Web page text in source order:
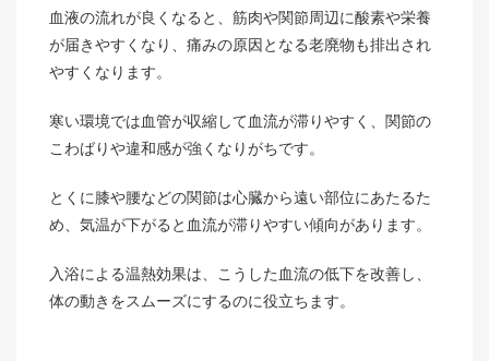
血液の流れが良くなると、筋肉や関節周辺に酸素や栄養
が届きやすくなり、痛みの原因となる老廃物も排出され
やすくなります。
寒い環境では血管が収縮して血流が滞りやすく、関節の
こわばりや違和感が強くなりがちです。
とくに膝や腰などの関節は心臓から遠い部位にあたるた
め、気温が下がると血流が滞りやすい傾向があります。
入浴による温熱効果は、こうした血流の低下を改善し、
体の動きをスムーズにするのに役立ちます。